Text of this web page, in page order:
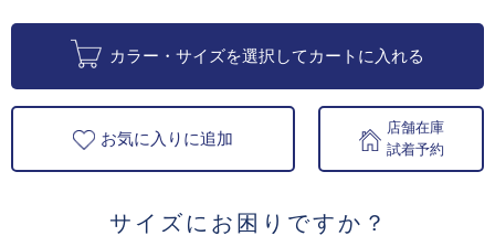
カラー・サイズを選択してカートに入れる
お気に入りに追加
店舗在庫
試着予約
サイズにお困りですか？